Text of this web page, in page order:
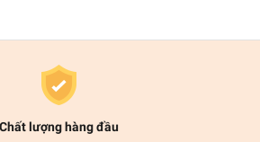
Chất lượng hàng đầu